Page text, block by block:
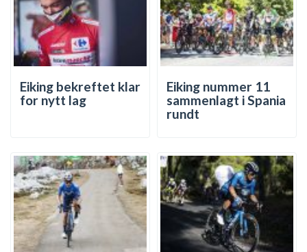
Eiking bekreftet klar
for nytt lag
Eiking nummer 11
sammenlagt i Spania
rundt